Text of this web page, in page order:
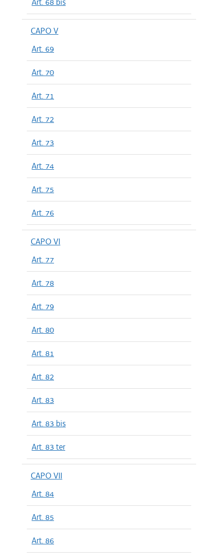
CAPO V
Art. 69
Art. 70
Art. 71
Art. 72
Art. 73
Art. 74
Art. 75
Art. 76
CAPO VI
Art. 77
Art. 78
Art. 79
Art. 80
Art. 81
Art. 82
Art. 83
Art. 83 bis
Art. 83 ter
CAPO VII
Art. 84
Art. 85
Art. 86